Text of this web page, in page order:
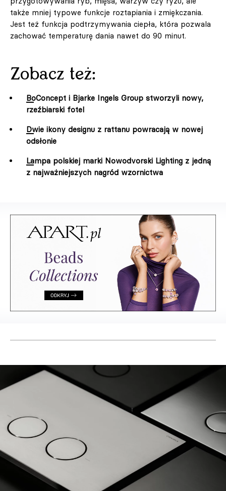
także mniej typowe funkcje roztapiania i zmiękczania.
Jest też funkcja podtrzymywania ciepła, która pozwala
zachować temperaturę dania nawet do 90 minut.
Zobacz też:
BoConcept i Bjarke Ingels Group stworzyli nowy,
rzeźbiarski fotel
Dwie ikony designu z rattanu powracają w nowej
odsłonie
Lampa polskiej marki Nowodvorski Lighting z jedną
z najważniejszych nagród wzornictwa